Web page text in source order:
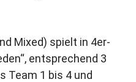
Mixed) spielt in 4er-
entsprechend 3
Team 1 bis 4 und